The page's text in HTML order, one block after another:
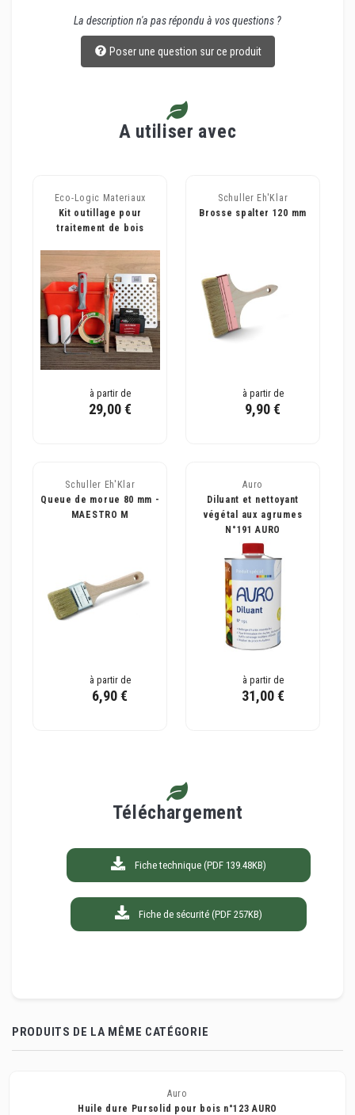
La description n'a pas répondu à vos questions ?
Poser une question sur ce produit
A utiliser avec
Eco-Logic Materiaux
Kit outillage pour
traitement de bois
à partir de
29,00 €
Schuller Eh'Klar
Brosse spalter 120 mm
à partir de
9,90 €
Schuller Eh'Klar
Queue de morue 80 mm -
MAESTRO M
à partir de
6,90 €
Auro
Diluant et nettoyant
végétal aux agrumes
N°191 AURO
à partir de
31,00 €
Téléchargement
Fiche technique (PDF 139.48KB)
Fiche de sécurité (PDF 257KB)
PRODUITS DE LA MÊME CATÉGORIE
Auro
Huile dure Pursolid pour bois n°123 AURO